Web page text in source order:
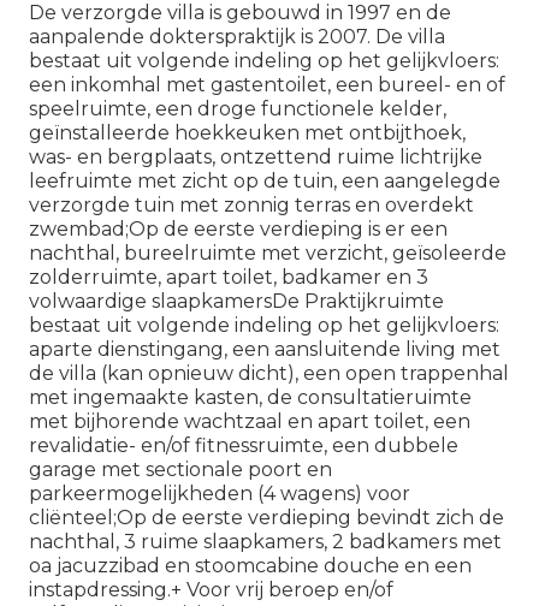
De verzorgde villa is gebouwd in 1997 en de
aanpalende dokterspraktijk is 2007. De villa
bestaat uit volgende indeling op het gelijkvloers:
een inkomhal met gastentoilet, een bureel- en of
speelruimte, een droge functionele kelder,
geïnstalleerde hoekkeuken met ontbijthoek,
was- en bergplaats, ontzettend ruime lichtrijke
leefruimte met zicht op de tuin, een aangelegde
verzorgde tuin met zonnig terras en overdekt
zwembad;Op de eerste verdieping is er een
nachthal, bureelruimte met verzicht, geïsoleerde
zolderruimte, apart toilet, badkamer en 3
volwaardige slaapkamersDe Praktijkruimte
bestaat uit volgende indeling op het gelijkvloers:
aparte dienstingang, een aansluitende living met
de villa (kan opnieuw dicht), een open trappenhal
met ingemaakte kasten, de consultatieruimte
met bijhorende wachtzaal en apart toilet, een
revalidatie- en/of fitnessruimte, een dubbele
garage met sectionale poort en
parkeermogelijkheden (4 wagens) voor
cliënteel;Op de eerste verdieping bevindt zich de
nachthal, 3 ruime slaapkamers, 2 badkamers met
oa jacuzzibad en stoomcabine douche en een
instapdressing.+ Voor vrij beroep en/of